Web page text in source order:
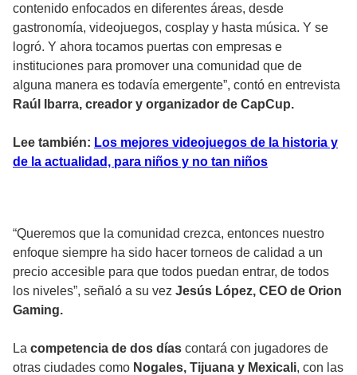
contenido enfocados en diferentes áreas, desde
gastronomía, videojuegos, cosplay y hasta música. Y se
logró. Y ahora tocamos puertas con empresas e
instituciones para promover una comunidad que de
alguna manera es todavía emergente”, contó en entrevista
Raúl Ibarra, creador y organizador de CapCup.
Lee también: Los mejores videojuegos de la historia y
de la actualidad, para niños y no tan niños
“Queremos que la comunidad crezca, entonces nuestro
enfoque siempre ha sido hacer torneos de calidad a un
precio accesible para que todos puedan entrar, de todos
los niveles”, señaló a su vez Jesús López, CEO de Orion
Gaming.
La competencia de dos días contará con jugadores de
otras ciudades como Nogales, Tijuana y Mexicali, con las